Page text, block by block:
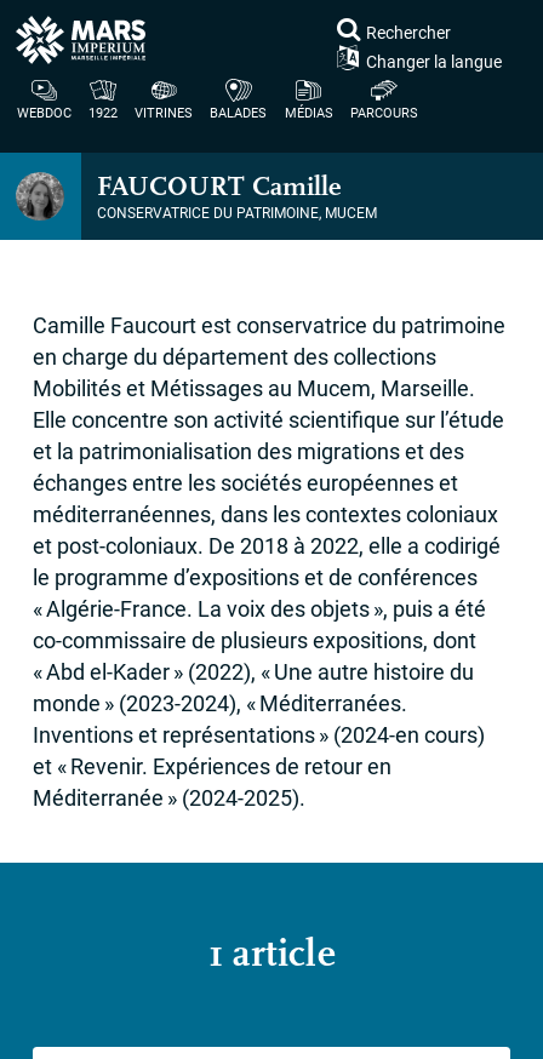
WEBDOC 1922 VITRINES BALADES MÉDIAS PARCOURS
Rechercher
Changer la langue
FAUCOURT Camille
CONSERVATRICE DU PATRIMOINE, MUCEM
Camille Faucourt est conservatrice du patrimoine
en charge du département des collections
Mobilités et Métissages au Mucem, Marseille.
Elle concentre son activité scientifique sur l’étude
et la patrimonialisation des migrations et des
échanges entre les sociétés européennes et
méditerranéennes, dans les contextes coloniaux
et post-coloniaux. De 2018 à 2022, elle a codirigé
le programme d’expositions et de conférences
«Algérie-France. La voix des objets », puis a été
co-commissaire de plusieurs expositions, dont
«Abd el-Kader » (2022), « Une autre histoire du
monde » (2023-2024), « Méditerranées.
Inventions et représentations » (2024-en cours)
et « Revenir. Expériences de retour en
Méditerranée » (2024-2025).
1 article